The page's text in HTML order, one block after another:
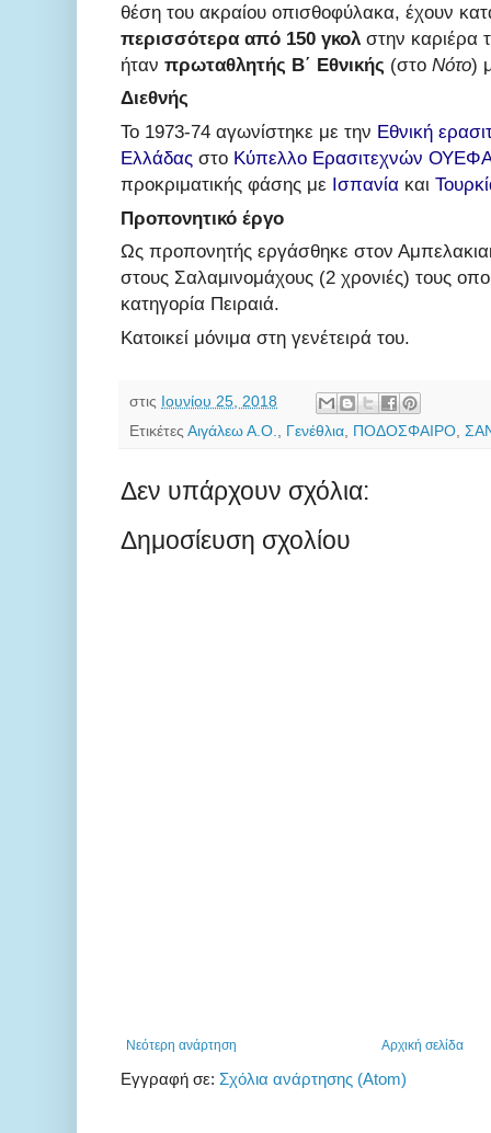
θέση του ακραίου οπισθοφύλακα, έχουν
περισσότερα από 150 γκολ στην καριέρα
ήταν πρωταθλητής Β΄ Εθνικής (στο Νότο)
Διεθνής
Το 1973-74 αγωνίστηκε με την Εθνική
Ελλάδας στο Κύπελλο Ερασιτεχνών
προκριματικής φάσης με Ισπανία και
Προπονητικό έργο
Ως προπονητής εργάσθηκε στον
στους Σαλαμινομάχους (2 χρονιές) τους
κατηγορία Πειραιά.
Κατοικεί μόνιμα στη γενέτειρά του.
στις Ιουνίου 25, 2018
Ετικέτες Αιγάλεω Α.Ο. Γενέθλια ΠΟΔΟΣΦΑΙΡΟ
Δεν υπάρχουν σχόλια:
Δημοσίευση σχολίου
Νεότερη ανάρτηση Αρχική σελίδα
Εγγραφή σε: Σχόλια ανάρτησης (Atom)